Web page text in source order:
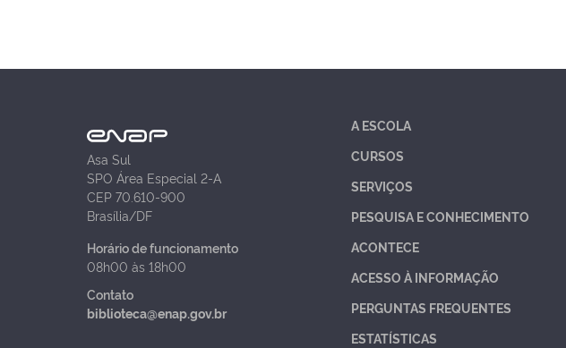
Asa Sul
SPO Área Especial 2-A
CEP 70.610-900
Brasília/DF
Horário de funcionamento
08h00 às 18h00
Contato
biblioteca@enap.gov.br
A ESCOLA
CURSOS
SERVIÇOS
PESQUISA E CONHECIMENTO
ACONTECE
ACESSO À INFORMAÇÃO
PERGUNTAS FREQUENTES
ESTATÍSTICAS